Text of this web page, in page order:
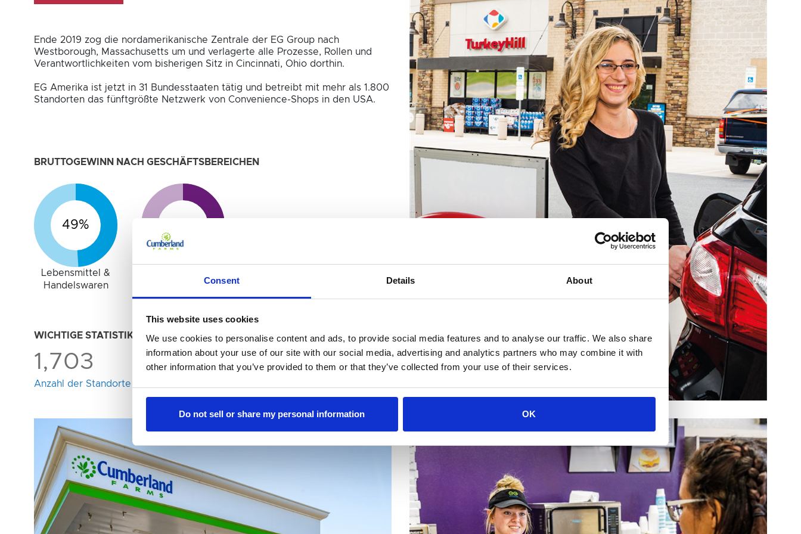
Consent Details About
This website uses cookies
We use cookies to personalise content and ads, to provide social media features and to analyse our traffic. We also share
information about your use of our site with our social media, advertising and analytics partners who may combine it with
other information that you’ve provided to them or that they’ve collected from your use of their services.
Do not sell or share my personal information OK
Ende 2019 zog die nordamerikanische Zentrale der EG Group nach
Westborough, Massachusetts um und verlagerte alle Prozesse, Rollen und
Verantwortlichkeiten vom bisherigen Sitz in Cincinnati, Ohio dorthin.
EG Amerika ist jetzt in 31 Bundesstaaten tätig und betreibt mit mehr als 1.800
Standorten das fünftgrößte Netzwerk von Convenience-Shops in den USA.
BRUTTOGEWINN NACH GESCHÄFTSBEREICHEN
49%
Lebensmittel &
Handelswaren
WICHTIGE STATISTIKEN
1,703
Anzahl der Standorte
20,064